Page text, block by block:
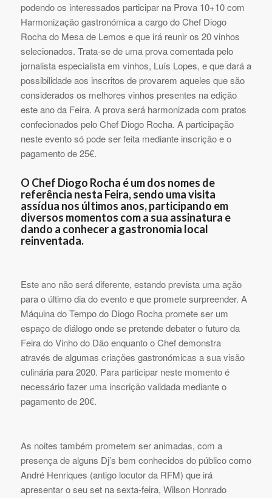
podendo os interessados participar na Prova 10+10 com
Harmonização gastronómica a cargo do Chef Diogo
Rocha do Mesa de Lemos e que irá reunir os 20 vinhos
selecionados. Trata-se de uma prova comentada pelo
jornalista especialista em vinhos, Luís Lopes, e que dará a
possibilidade aos inscritos de provarem aqueles que são
considerados os melhores vinhos presentes na edição
este ano da Feira. A prova será harmonizada com pratos
confecionados pelo Chef Diogo Rocha. A participação
neste evento só pode ser feita mediante inscrição e o
pagamento de 25€.
O Chef Diogo Rocha é um dos nomes de
referência nesta Feira, sendo uma visita
assídua nos últimos anos, participando em
diversos momentos com a sua assinatura e
dando a conhecer a gastronomia local
reinventada.
Este ano não será diferente, estando prevista uma ação
para o último dia do evento e que promete surpreender. A
Máquina do Tempo do Diogo Rocha promete ser um
espaço de diálogo onde se pretende debater o futuro da
Feira do Vinho do Dão enquanto o Chef demonstra
através de algumas criações gastronómicas a sua visão
culinária para 2020. Para participar neste momento é
necessário fazer uma inscrição validada mediante o
pagamento de 20€.
As noites também prometem ser animadas, com a
presença de alguns Dj’s bem conhecidos do público como
André Henriques (antigo locutor da RFM) que irá
apresentar o seu set na sexta-feira, Wilson Honrado